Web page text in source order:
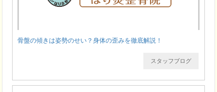
骨盤の傾きは姿勢のせい？身体の歪みを徹底解説！
スタッフブログ